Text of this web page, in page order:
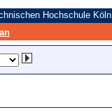
Hochschule Köln